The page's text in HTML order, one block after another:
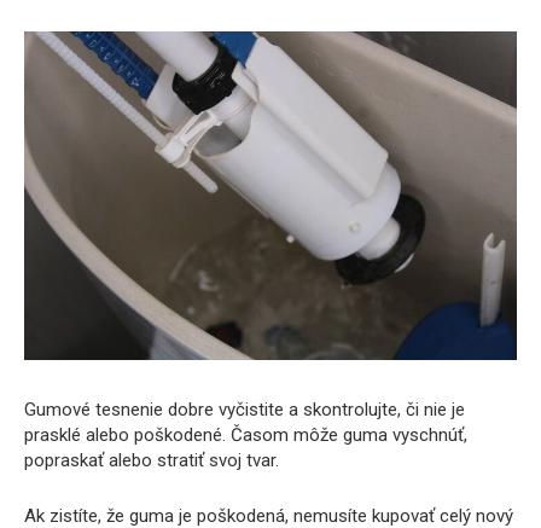
Gumové tesnenie dobre vyčistite a skontrolujte, či nie je
prasklé alebo poškodené. Časom môže guma vyschnúť,
popraskať alebo stratiť svoj tvar.
Ak zistíte, že guma je poškodená, nemusíte kupovať celý nový